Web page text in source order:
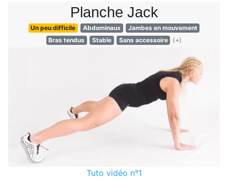
Planche Jack
Un peu difficile Abdominaux
Jambes en mouvement
Bras tendus
Stable Sans accessoire (+)
Tuto vidéo n°1